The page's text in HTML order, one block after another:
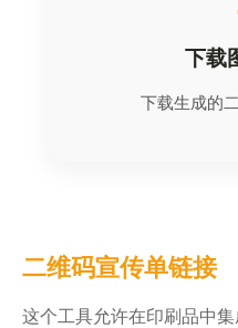
下载
下载生成的
二维码宣传单链接
这个工具允许在印刷品中